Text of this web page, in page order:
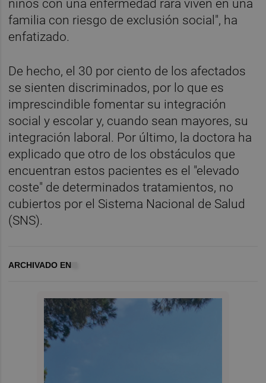
niños con una enfermedad rara viven en una
familia con riesgo de exclusión social", ha
enfatizado.
De hecho, el 30 por ciento de los afectados
se sienten discriminados, por lo que es
imprescindible fomentar su integración
social y escolar y, cuando sean mayores, su
integración laboral. Por último, la doctora ha
explicado que otro de los obstáculos que
encuentran estos pacientes es el "elevado
coste" de determinados tratamientos, no
cubiertos por el Sistema Nacional de Salud
(SNS).
ARCHIVADO EN